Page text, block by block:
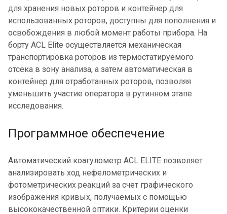
для хранения новых роторов и контейнер для
использованных роторов, доступны для пополнения и
освобождения в любой момент работы прибора. На
борту ACL Elite осуществляется механическая
транспортировка роторов из термостатируемого
отсека в зону анализа, а затем автоматическая в
контейнер для отработанных роторов, позволяя
уменьшить участие оператора в рутинном этапе
исследования.
Программное обеспечение
Автоматический коагулометр ACL ELITE позволяет
анализировать ход нефелометрических и
фотометрических реакций за счет графического
изображения кривых, получаемых с помощью
высококачественной оптики. Критерии оценки